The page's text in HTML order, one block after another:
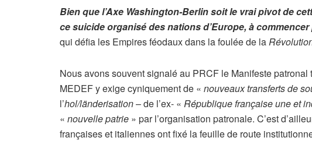
Bien que l’Axe Washington-Berlin soit le vrai pivot de
ce suicide organisé des nations d’Europe, à
qui défia les Empires féodaux dans la foulée de la
Nous avons souvent signalé au PRCF le Manifeste
MEDEF y exige cyniquement de « nouveaux transferts de
l’hol/länderisation– de l’ex- « République française une et
« nouvelle patrie » par l’organisation patronale. C’est
françaises et italiennes ont fixé la feuille de route